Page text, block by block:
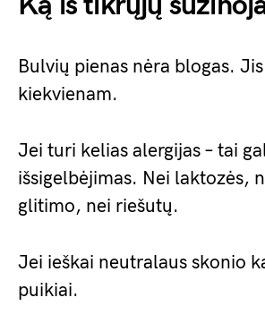
Bulvių pienas nėra blogas.
kiekvienam.
Jei turi kelias alergijas – tai
išsigelbėjimas. Nei laktozės,
glitimo, nei riešutų.
Jei ieškai neutralaus skonio
puikiai.